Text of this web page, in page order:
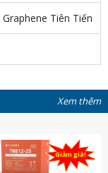
Tiên Tiến
Xem thêm
Giảm giá!